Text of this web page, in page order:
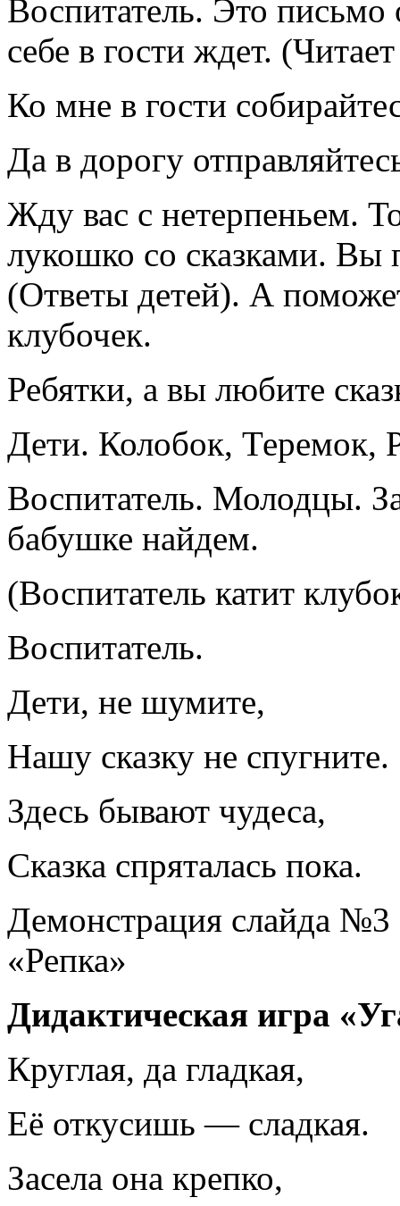
Воспитатель. Это
себе в гости ждет.
Ко мне в гости
Да в дорогу
Жду вас с нетерпеньем.
лукошко со сказками. Вы
(Ответы детей). А
клубочек.
Ребятки, а вы любите
Дети. Колобок, Теремок,
Воспитатель. Молодцы.
бабушке найдем.
(Воспитатель катит
Воспитатель.
Дети, не шумите,
Нашу сказку не спугните.
Здесь бывают чудеса,
Сказка спряталась пока.
Демонстрация слайда №3
«Репка»
Дидактическая игра
Круглая, да гладкая,
Её откусишь — сладкая.
Засела она крепко,